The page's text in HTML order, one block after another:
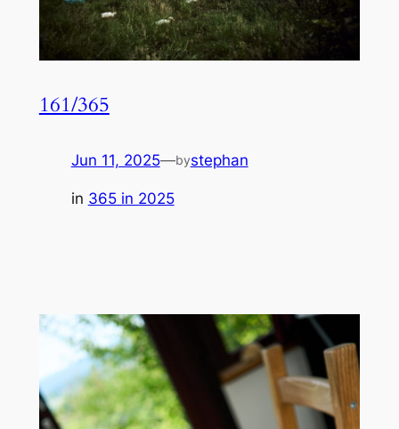
161/365
Jun 11, 2025—bystephan
in 365 in 2025